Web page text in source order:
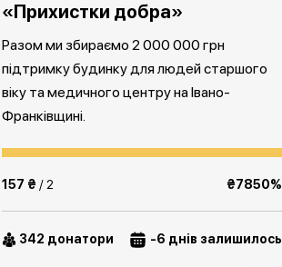
«Прихистки добра»
Разом ми збираємо 2 000 000 грн
підтримку будинку для людей старшого
віку та медичного центру на Івано-
Франківщині.
157 ₴ / 2 ₴7850%
342 донатори -6 днів залишилось